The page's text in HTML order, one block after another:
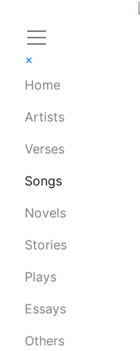
×
Home
Artists
Verses
Songs
Novels
Stories
Plays
Essays
Others